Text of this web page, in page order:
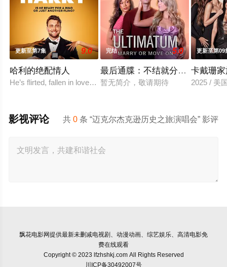
更新至第7集 9.0
哈利的绝配情人
He’s flirted, fallen in love, hooked up, and broke
完结 5.0
最后通牒：不结就分 第四季
暂无简介，敬请期待
更新至第09
卡戴珊
2025 / 美
共0 条 “迈克尔杰克逊历史之旅演唱会” 影评
影视评论
飘花电影网提供最新未删减电视剧、动漫动画、综艺娱乐、高清电影免
费在线观看
Copyright © 2023 lfzhshkj.com All Rights Reserved
川ICP备30492007号